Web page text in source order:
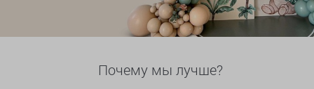
Почему мы лучше?